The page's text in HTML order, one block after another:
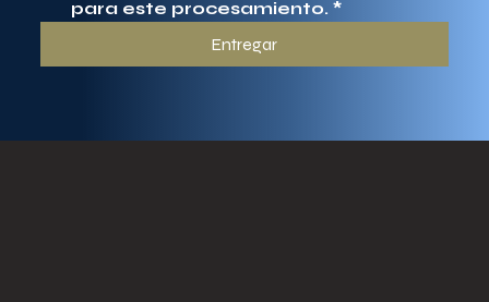
para este procesamiento. *
Entregar